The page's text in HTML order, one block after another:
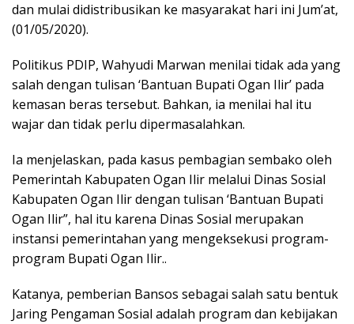
dan mulai didistribusikan ke masyarakat hari ini Jum’at,
(01/05/2020).
Politikus PDIP, Wahyudi Marwan menilai tidak ada yang
salah dengan tulisan ‘Bantuan Bupati Ogan Ilir’ pada
kemasan beras tersebut. Bahkan, ia menilai hal itu
wajar dan tidak perlu dipermasalahkan.
Ia menjelaskan, pada kasus pembagian sembako oleh
Pemerintah Kabupaten Ogan Ilir melalui Dinas Sosial
Kabupaten Ogan Ilir dengan tulisan ‘Bantuan Bupati
Ogan Ilir”, hal itu karena Dinas Sosial merupakan
instansi pemerintahan yang mengeksekusi program-
program Bupati Ogan Ilir..
Katanya, pemberian Bansos sebagai salah satu bentuk
Jaring Pengaman Sosial adalah program dan kebijakan